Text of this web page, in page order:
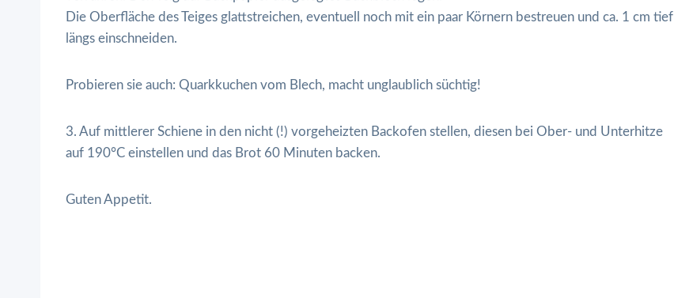
Die Oberfläche des Teiges glattstreichen, eventuell noch mit ein paar Körnern bestreuen und ca. 1 cm tief
längs einschneiden.
Probieren sie auch: Quarkkuchen vom Blech, macht unglaublich süchtig!
3. Auf mittlerer Schiene in den nicht (!) vorgeheizten Backofen stellen, diesen bei Ober- und Unterhitze
auf 190°C einstellen und das Brot 60 Minuten backen.
Guten Appetit.